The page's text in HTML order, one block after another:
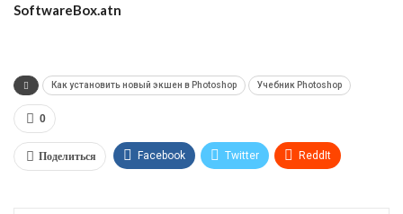
SoftwareBox.atn
Как установить новый экшен в Photoshop Учебник Photoshop
0
Поделиться Facebook Twitter ReddIt